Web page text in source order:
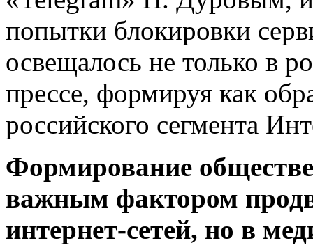
попытки блокировки
освещалось не только в
прессе, формируя как
российского сегмента
Формирование
важным фактором
интернет-сетей, но в